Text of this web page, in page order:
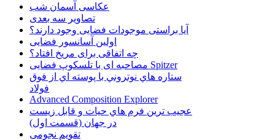
عکاسی آسمان شب
تصاویر سه بعدی
آیا براستی موجودات فضایی وجود دارند؟
اولین آسانسور فضایی
چه اتفاقی برای مریخ افتاد؟
مصاحبه ای با تلسکوپ فضایی Spitzer
ستاره هاي نوتروني با پوسته اي از فوق
فولاد
Advanced Composition Explorer
عجیب ترین فرم هاي حيات و قابل زيست
در جهان (قسمت اول)
تقویم نجومی